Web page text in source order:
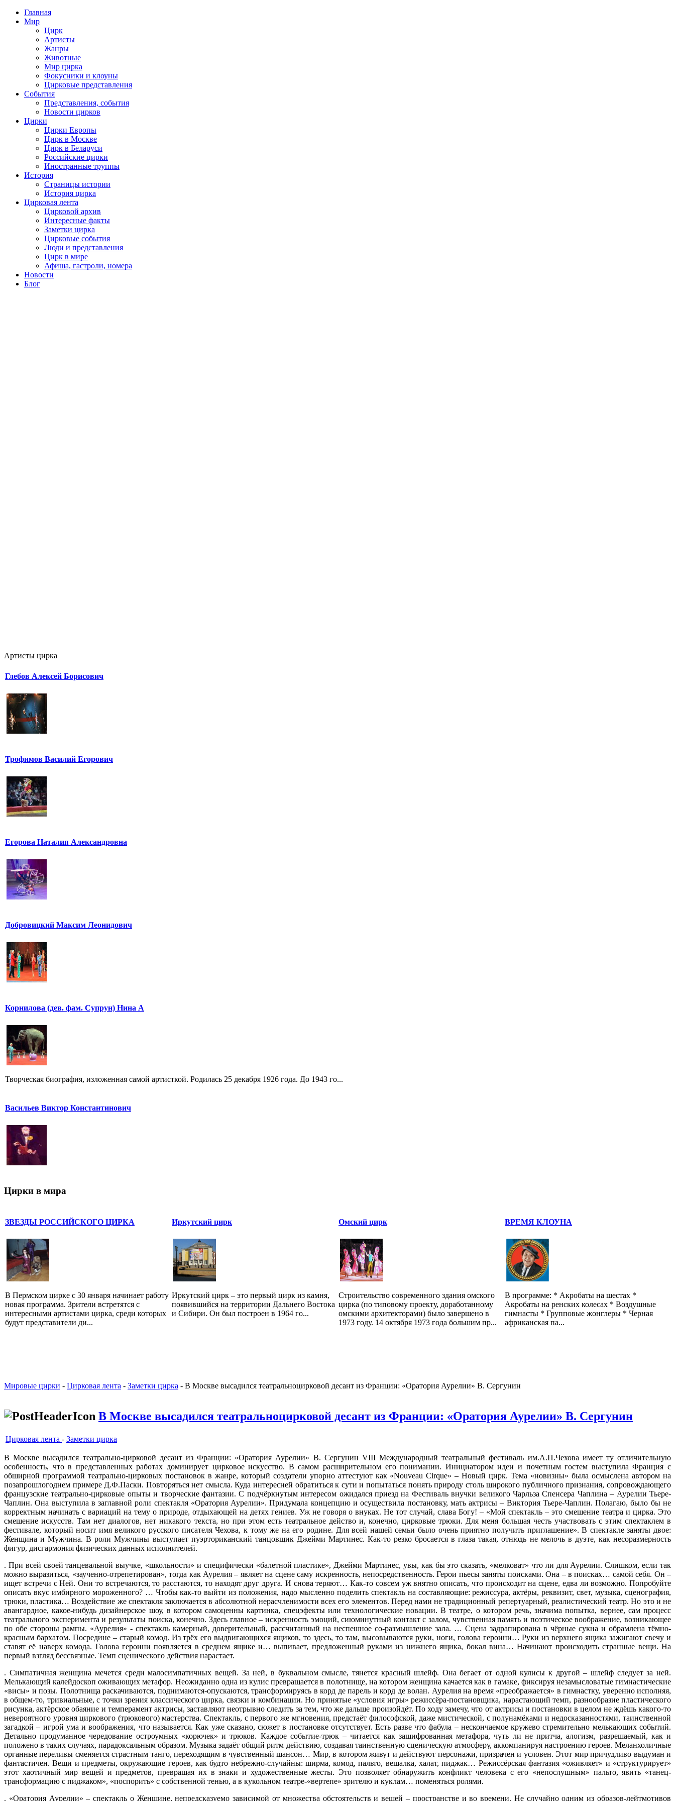
Главная
Мир
Цирк
Артисты
Жанры
Животные
Мир цирка
Фокусники и клоуны
Цирковые представления
События
Представления, события
Новости цирков
Цирки
Цирки Европы
Цирк в Москве
Цирк в Беларуси
Российские цирки
Иностранные труппы
История
Страницы истории
История цирка
Цирковая лента
Цирковой архив
Интересные факты
Заметки цирка
Цирковые события
Люди и представления
Цирк в мире
Афиша, гастроли, номера
Новости
Блог
Артисты цирка
Глебов Алексей Борисович
Трофимов Василий Егорович
Егорова Наталия Александровна
Добровицкий Максим Леонидович
Корнилова (дев. фам. Супрун) Нина А
Творческая биография, изложенная самой артисткой. Родилась 25 декабря 1926 года. До 1943 го...
Васильев Виктор Константинович
Цирки в мира
ЗВЕЗДЫ РОССИЙСКОГО ЦИРКА
В Пермском цирке с 30 января начинает работу
новая программа. Зрители встретятся с
интересными артистами цирка, среди которых
будут представители ди...
Иркутский цирк
Иркутский цирк – это первый цирк из камня,
появившийся на территории Дальнего Востока
и Сибири. Он был построен в 1964 го...
Омский цирк
Строительство современного здания омского
цирка (по типовому проекту, доработанному
омскими архитекторами) было завершено в
1973 году. 14 октября 1973 года большим пр...
ВРЕМЯ КЛОУНА
В программе: * Акробаты на шестах *
Акробаты на ренских колесах * Воздушные
гимнасты * Групповые жонглеры * Черная
африканская па...
Мировые цирки - Цирковая лента - Заметки цирка - В Москве высадился театральноцирковой десант из Франции: «Оратория Аурелии» В. Сергунин
В Москве высадился театральноцирковой десант из Франции: «Оратория Аурелии» В. Сергунин
Цирковая лента - Заметки цирка
В Москве высадился театрально-цирковой десант из Франции: «Оратория Аурелии» В. Сергунин VIII Международный театральный фестиваль им.А.П.Чехова имеет ту отличительную
особенность, что в представленных работах доминирует цирковое искусство. В самом расширительном его понимании. Инициатором идеи и почетным гостем выступила Франция с
обширной программой театрально-цирковых постановок в жанре, который создатели упорно аттестуют как «Nouveau Сirque» – Новый цирк. Тема «новизны» была осмыслена автором на
позапрошлогоднем примере Д.Ф.Паски. Повторяться нет смысла. Куда интересней обратиться к сути и попытаться понять природу столь широкого публичного признания, сопровождающего
французские театрально-цирковые опыты и творческие фантазии. С подчёркнутым интересом ожидался приезд на Фестиваль внучки великого Чарльза Спенсера Чаплина – Аурелии Тьере-
Чаплин. Она выступила в заглавной роли спектакля «Оратория Аурелии». Придумала концепцию и осуществила постановку, мать актрисы – Виктория Тьере-Чаплин. Полагаю, было бы не
корректным начинать с вариаций на тему о природе, отдыхающей на детях гениев. Уж не говоря о внуках. Не тот случай, слава Богу! – «Мой спектакль – это смешение театра и цирка. Это
смешение искусств. Там нет диалогов, нет никакого текста, но при этом есть театральное действо и, конечно, цирковые трюки. Для меня большая честь участвовать с этим спектаклем в
фестивале, который носит имя великого русского писателя Чехова, к тому же на его родине. Для всей нашей семьи было очень приятно получить приглашение». В спектакле заняты двое:
Женщина и Мужчина. В роли Мужчины выступает пуэрториканский танцовщик Джейми Мартинес. Как-то резко бросается в глаза такая, отнюдь не мелочь в дуэте, как несоразмерность
фигур, дисгармония физических данных исполнителей.
. При всей своей танцевальной выучке, «школьности» и специфически «балетной пластике», Джейми Мартинес, увы, как бы это сказать, «мелковат» что ли для Аурелии. Слишком, если так
можно выразиться, «заученно-отрепетирован», тогда как Аурелия – являет на сцене саму искренность, непосредственность. Герои пьесы заняты поисками. Она – в поисках… самой себя. Он –
ищет встречи с Ней. Они то встречаются, то расстаются, то находят друг друга. И снова теряют… Как-то совсем уж внятно описать, что происходит на сцене, едва ли возможно. Попробуйте
описать вкус имбирного мороженного? … Чтобы как-то выйти из положения, надо мысленно поделить спектакль на составляющие: режиссура, актёры, реквизит, свет, музыка, сценография,
трюки, пластика… Воздействие же спектакля заключается в абсолютной нерасчленимости всех его элементов. Перед нами не традиционный репертуарный, реалистический театр. Но это и не
авангардное, какое-нибудь дизайнерское шоу, в котором самоценны картинка, спецэфекты или технологические новации. В театре, о котором речь, значима попытка, вернее, сам процесс
театрального эксперимента и результаты поиска, конечно. Здесь главное – искренность эмоций, сиюминутный контакт с залом, чувственная память и поэтическое воображение, возникающее
по обе стороны рампы. «Аурелия» - спектакль камерный, доверительный, рассчитанный на неспешное со-размышление зала. … Сцена задрапирована в чёрные сукна и обрамлена тёмно-
красным бархатом. Посредине – старый комод. Из трёх его выдвигающихся ящиков, то здесь, то там, высовываются руки, ноги, голова героини… Руки из верхнего ящика зажигают свечу и
ставят её наверх комода. Голова героини появляется в среднем ящике и… выпивает, предложенный руками из нижнего ящика, бокал вина… Начинают происходить странные вещи. На
первый взгляд бессвязные. Темп сценического действия нарастает.
. Симпатичная женщина мечется среди малосимпатичных вещей. За ней, в буквальном смысле, тянется красный шлейф. Она бегает от одной кулисы к другой – шлейф следует за ней.
Мелькающий калейдоскоп оживающих метафор. Неожиданно одна из кулис превращается в полотнище, на котором женщина качается как в гамаке, фиксируя незамысловатые гимнастические
«висы» и позы. Полотнища раскачиваются, поднимаются-опускаются, трансформируясь в корд де парель и корд де волан. Аурелия на время «преображается» в гимнастку, уверенно исполняя,
в общем-то, тривиальные, с точки зрения классического цирка, связки и комбинации. Но принятые «условия игры» режиссёра-постановщика, нарастающий темп, разнообразие пластического
рисунка, актёрское обаяние и темперамент актрисы, заставляют неотрывно следить за тем, что же дальше произойдёт. По ходу замечу, что от актрисы и постановки в целом не ждёшь какого-то
невероятного уровня циркового (трюкового) мастерства. Спектакль, с первого же мгновения, предстаёт философской, даже мистической, с полунамёками и недосказанностями, таинственной
загадкой – игрой ума и воображения, что называется. Как уже сказано, сюжет в постановке отсутствует. Есть разве что фабула – нескончаемое кружево стремительно мелькающих событий.
Детально продуманное чередование остроумных «корючек» и трюков. Каждое событие-трюк – читается как зашифрованная метафора, чуть ли не притча, алогизм, разрешаемый, как и
положено в таких случаях, парадоксальным образом. Музыка задаёт общий ритм действию, создавая таинственную сценическую атмосферу, аккомпанируя настроению героев. Меланхоличные
органные переливы сменяется страстным танго, переходящим в чувственный шансон… Мир, в котором живут и действуют персонажи, призрачен и условен. Этот мир причудливо выдуман и
фантастичен. Вещи и предметы, окружающие героев, как будто небрежно-случайны: ширма, комод, пальто, вешалка, халат, пиджак… Режиссёрская фантазия «оживляет» и «структурирует»
этот хаотичный мир вещей и предметов, превращая их в знаки и художественные жесты. Это позволяет обнаружить конфликт человека с его «непослушным» пальто, явить «танец-
трансформацию с пиджаком», «поспорить» с собственной тенью, а в кукольном театре-«вертепе» зрителю и куклам… поменяться ролями.
. «Оратория Аурелии» – спектакль о Женщине, непредсказуемо зависимой от множества обстоятельств и вещей – пространстве и во времени. Не случайно одним из образов-лейтмотивов